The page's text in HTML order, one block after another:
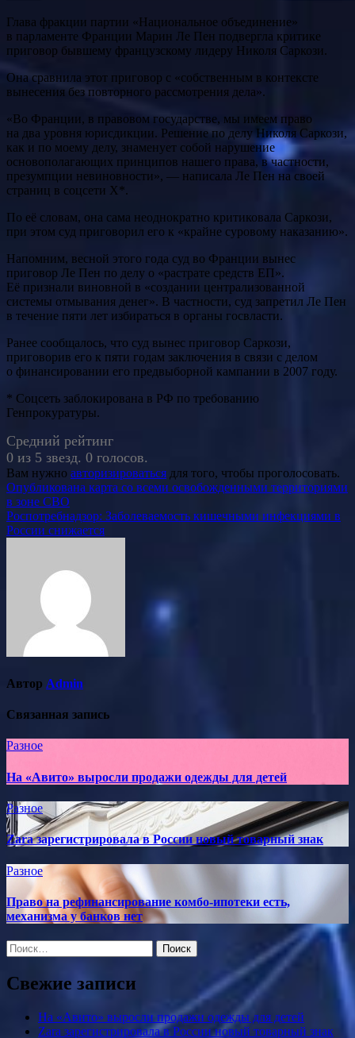
Глава фракции партии «Национальное объединение»
в парламенте Франции Марин Ле Пен подвергла критике
приговор бывшему французскому лидеру Николя Саркози.
Она сравнила этот приговор с «собственным в контексте
вынесения без повторного рассмотрения дела».
«Во Франции, в правовом государстве, мы имеем право
на два уровня юрисдикции. Решение по делу Николя Саркози,
как и по моему делу, знаменует собой нарушение
основополагающих принципов нашего права, в частности,
презумпции невиновности», — написала Ле Пен на своей
страниц в соцсети X*.
По её словам, она сама неоднократно критиковала Саркози,
при этом суд приговорил его к «крайне суровому наказанию».
Напомним, весной этого года суд во Франции вынес
приговор Ле Пен по делу о «растрате средств ЕП».
Её признали виновной в «создании централизованной
системы отмывания денег». В частности, суд запретил Ле Пен
в течение пяти лет избираться в органы госвласти.
Ранее сообщалось, что суд вынес приговор Саркози,
приговорив его к пяти годам заключения в связи с делом
о финансировании его предвыборной кампании в 2007 году.
* Соцсеть заблокирована в РФ по требованию
Генпрокуратуры.
Средний рейтинг
0 из 5 звезд. 0 голосов.
Вам нужно авторизироваться для того, чтобы проголосовать.
Навигация
по
записям
Опубликована карта со всеми освобожденными территориями
в зоне СВО
Роспотребнадзор: Заболеваемость кишечными инфекциями в
России снижается
Автор Admin
Связанная запись
Разное
На «Авито» выросли продажи одежды для детей
Разное
Zara зарегистрировала в России новый товарный знак
Разное
Право на рефинансирование комбо-ипотеки есть,
механизма у банков нет
Найти:
Свежие записи
На «Авито» выросли продажи одежды для детей
Zara зарегистрировала в России новый товарный знак